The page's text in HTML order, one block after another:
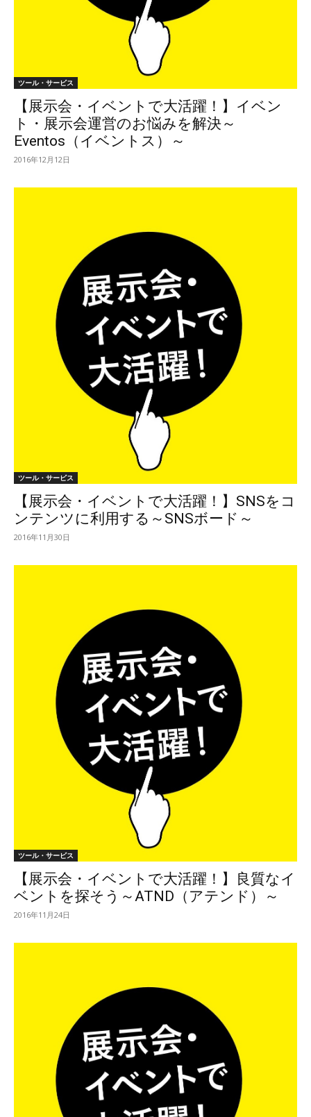
ツール・サービス
【展示会・イベントで大活躍！】イベン
ト・展示会運営のお悩みを解決～
Eventos（イベントス）～
2016年12月12日
ツール・サービス
【展示会・イベントで大活躍！】SNSをコ
ンテンツに利用する～SNSボード～
2016年11月30日
ツール・サービス
【展示会・イベントで大活躍！】良質なイ
ベントを探そう～ATND（アテンド）～
2016年11月24日